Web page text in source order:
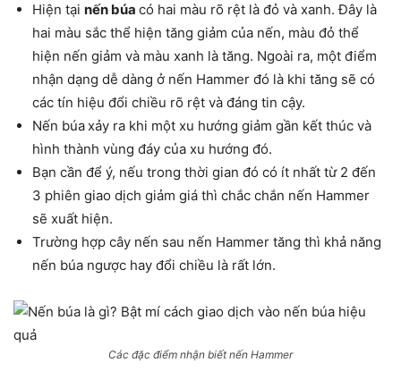
Hiện tại nến búa có hai màu rõ rệt là đỏ và xanh. Đây là
hai màu sắc thể hiện tăng giảm của nến, màu đỏ thể
hiện nến giảm và màu xanh là tăng. Ngoài ra, một điểm
nhận dạng dễ dàng ở nến Hammer đó là khi tăng sẽ có
các tín hiệu đổi chiều rõ rệt và đáng tin cậy.
Nến búaxảy ra khi một xu hướng giảm gần kết thúc và
hình thành vùng đáy của xu hướng đó.
Bạn cần để ý, nếu trong thời gian đó có ít nhất từ 2 đến
3 phiên giao dịch giảm giá thì chắc chắn nến Hammer
sẽ xuất hiện.
Trường hợp cây nến sau nến Hammer tăng thì khả năng
nến búa ngược hay đổi chiều là rất lớn.
Các đặc điểm nhận biết nến Hammer